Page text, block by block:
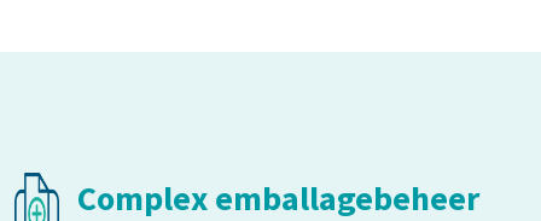
Complex emballagebeheer